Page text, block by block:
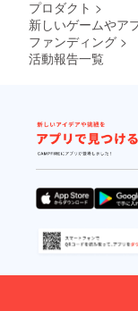
プロダクト >
新しいゲームやア
ファンディング >
活動報告一覧